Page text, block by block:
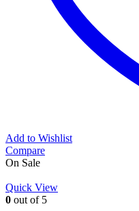
Add to Wishlist
Compare
On Sale
Quick View
0 out of 5